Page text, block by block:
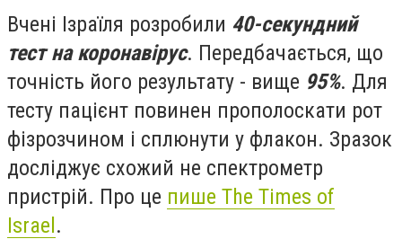
Вчені Ізраїля розробили 40-секундний
тест на коронавірус. Передбачається, що
точність його результату - вище 95%. Для
тесту пацієнт повинен прополоскати рот
фізрозчином і сплюнути у флакон. Зразок
досліджує схожий не спектрометр
пристрій. Про це пише The Times of
Israel .